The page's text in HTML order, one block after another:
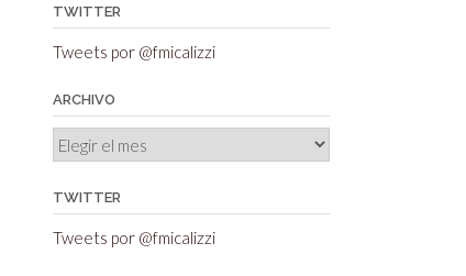
TWITTER
Tweets por @fmicalizzi
ARCHIVO
Archivo
TWITTER
Tweets por @fmicalizzi